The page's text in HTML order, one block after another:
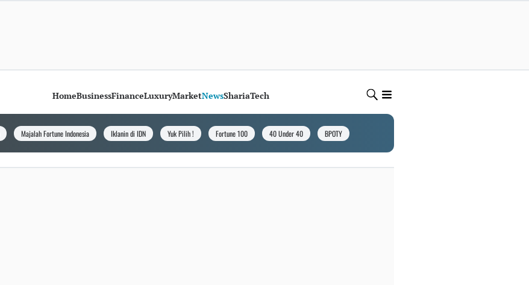
HomeBusinessFinanceLuxuryMarketNewsShariaTech
Majalah Fortune Indonesia Iklanin di IDN Yuk Pilih ! Fortune 100 40 Under 40 BPOTY